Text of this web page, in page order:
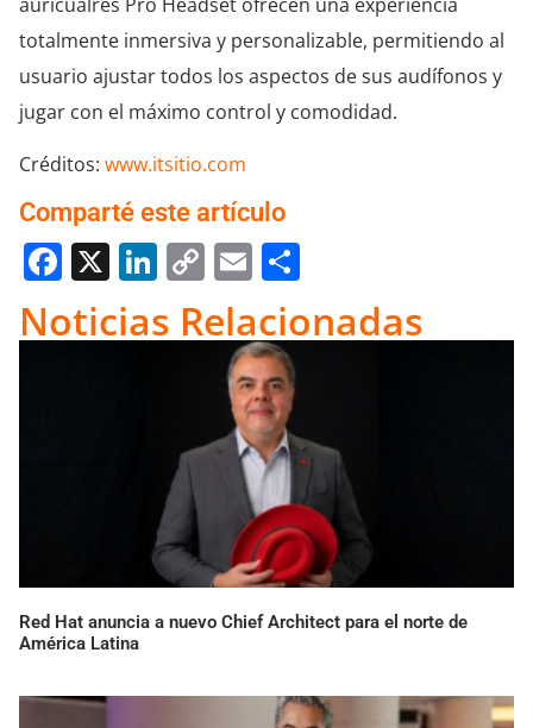
totalmente inmersiva y personalizable, permitiendo al
usuario ajustar todos los aspectos de sus audífonos y
jugar con el máximo control y comodidad.
Créditos: www.itsitio.com
Comparté este artículo
Facebook
X LinkedIn
Copy
Link
Email
Noticias Relacionadas
Red Hat anuncia a nuevo Chief Architect para el norte de
América Latina